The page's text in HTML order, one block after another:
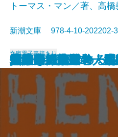
貧しき人びと
未成年〔下〕
未成年〔上〕
壁
青梅雨
忘却の河
エミリーの求める
魔の山〔下〕
雁の寺・越前竹人形
魔の山〔上〕
トーマス・マン／著、高橋
新潮文庫 978-4-10-
文庫電子書籍あり
北回帰線
勝海舟―第五巻・
勝海舟―第六巻・
勝海舟―第三巻・
勝海舟―第四巻・
他人の顔
河童・或阿呆の一生
勝海舟―第一巻・
勝海舟―第二巻・
地獄変・偸盗